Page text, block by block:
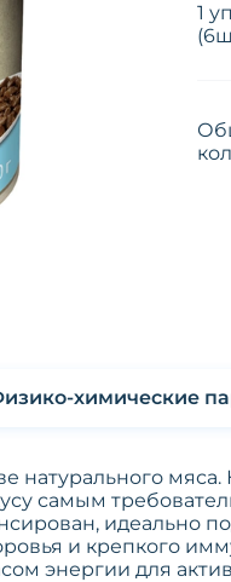
1
натурального
самым
идеально
и крепкого
энергии для